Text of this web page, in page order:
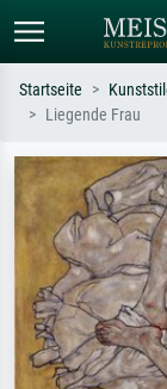
Suchen Sie nach
oder Stilen –
Sternennacht,
Hokusai,
Startseite
Liegende Frau